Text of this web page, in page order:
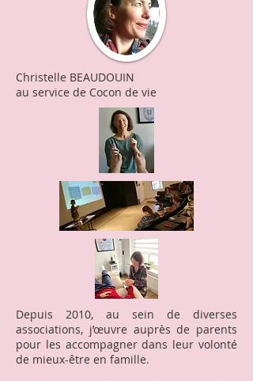
Christelle BEAUDOUIN
au service de Cocon de vie
Depuis 2010, au sein de diverses
associations, j’œuvre auprès de parents
pour les accompagner dans leur volonté
de mieux-être en famille.